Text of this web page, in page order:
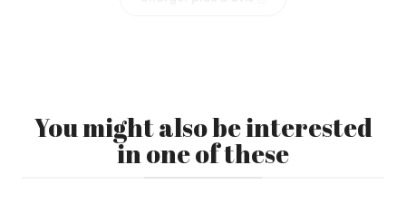
You might also be interested
in one of these